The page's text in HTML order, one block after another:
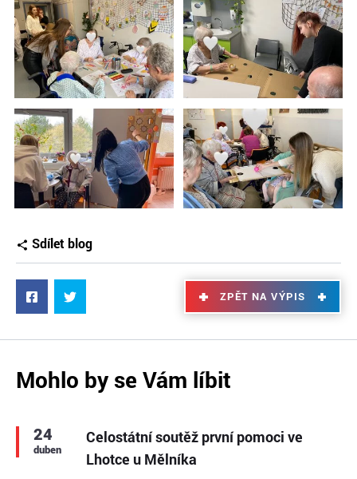
Sdílet blog
ZPĚT NA VÝPIS
Mohlo by se Vám líbit
24
duben
Celostátní soutěž první pomoci ve
Lhotce u Mělníka